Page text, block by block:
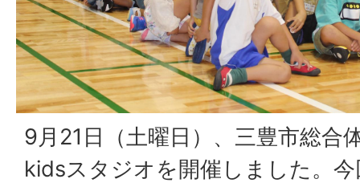
9月21日（土曜日）、三豊市総合
kidsスタジオを開催しました。